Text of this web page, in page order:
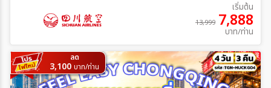
เริ่มต้น
13,999 7,888
บาท/ท่าน
ลด
3,100 บาท/ท่าน